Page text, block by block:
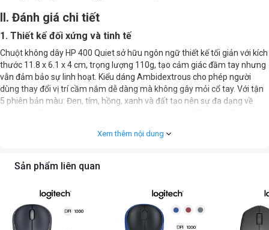
II. Đánh giá chi tiết
1. Thiết kế đối xứng và tinh tế
Chuột không dây HP 400 Quiet sở hữu ngôn ngữ thiết kế tối giản với kích
thước 11.8 x 6.1 x 4 cm, trọng lượng 110g, tạo cảm giác đầm tay nhưng
vẫn đảm bảo sự linh hoạt. Kiểu dáng Ambidextrous cho phép người
dùng thay đổi vị trí cầm nắm dễ dàng mà không gây mỏi cổ tay. Với tận
5 phiên bản màu: Đen, tím, hồng, xanh và đất tạo nên sự đa dạng về
vào sự bền bỉ và chất lượng hoàn thiện tốt, và thiết bị này đáp ứng trọn
Xem thêm nội dung
Sản phẩm liên quan